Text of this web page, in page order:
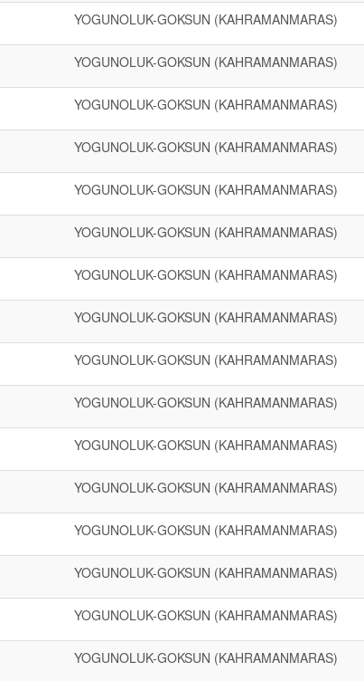
YOGUNOLUK-GOKSUN (KAHRAMANMARAS)
YOGUNOLUK-GOKSUN (KAHRAMANMARAS)
YOGUNOLUK-GOKSUN (KAHRAMANMARAS)
YOGUNOLUK-GOKSUN (KAHRAMANMARAS)
YOGUNOLUK-GOKSUN (KAHRAMANMARAS)
YOGUNOLUK-GOKSUN (KAHRAMANMARAS)
YOGUNOLUK-GOKSUN (KAHRAMANMARAS)
YOGUNOLUK-GOKSUN (KAHRAMANMARAS)
YOGUNOLUK-GOKSUN (KAHRAMANMARAS)
YOGUNOLUK-GOKSUN (KAHRAMANMARAS)
YOGUNOLUK-GOKSUN (KAHRAMANMARAS)
YOGUNOLUK-GOKSUN (KAHRAMANMARAS)
YOGUNOLUK-GOKSUN (KAHRAMANMARAS)
YOGUNOLUK-GOKSUN (KAHRAMANMARAS)
YOGUNOLUK-GOKSUN (KAHRAMANMARAS)
YOGUNOLUK-GOKSUN (KAHRAMANMARAS)